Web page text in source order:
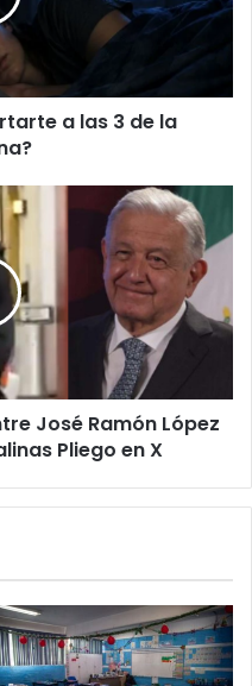
a las 3 de la
José Ramón López
Pliego en X